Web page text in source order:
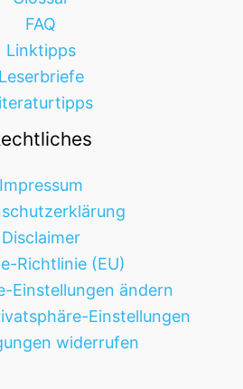
FAQ
Linktipps
Leserbriefe
Impressum
Disclaimer
Richtlinie (EU)
Einstellungen ändern
Einstellungen
widerrufen